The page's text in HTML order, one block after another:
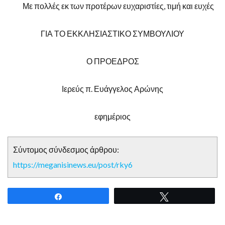
Με πολλές εκ των προτέρων ευχαριστίες, τιμή και ευχές
ΓΙΑ ΤΟ ΕΚΚΛΗΣΙΑΣΤΙΚΟ ΣΥΜΒΟΥΛΙΟΥ
Ο ΠΡΟΕΔΡΟΣ
Ιερεύς π. Ευάγγελος Αρώνης
εφημέριος
Σύντομος σύνδεσμος άρθρου:
https://meganisinews.eu/post/rky6